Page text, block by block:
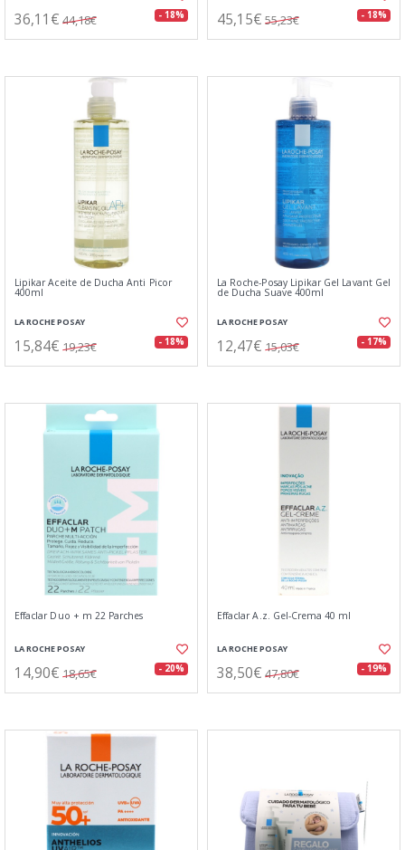
36,11€ 44,18€ - 18% 45,15€ 55,23€ - 18%
Lipikar Aceite de Ducha Anti Picor
400ml
LA ROCHE POSAY
15,84€ 19,23€ - 18%
La Roche-Posay Lipikar Gel Lavant Gel
de Ducha Suave 400ml
LA ROCHE POSAY
12,47€ 15,03€ - 17%
Effaclar Duo + m 22 Parches
LA ROCHE POSAY
14,90€ 18,65€ - 20%
Effaclar A.z. Gel-Crema 40 ml
LA ROCHE POSAY
38,50€ 47,80€ - 19%